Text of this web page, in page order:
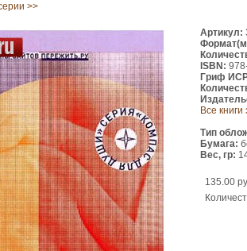
>>
Артикул:
ISBN:
Гриф
Все книги
Тип
Бумага:
Вес, гр:
135.00